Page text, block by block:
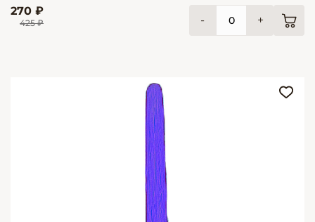
270 ₽
425 ₽ - +